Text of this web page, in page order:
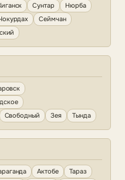
Сунтар
Нюрба
Сеймчан
Свободный Зея Тында
Актобе
Тараз